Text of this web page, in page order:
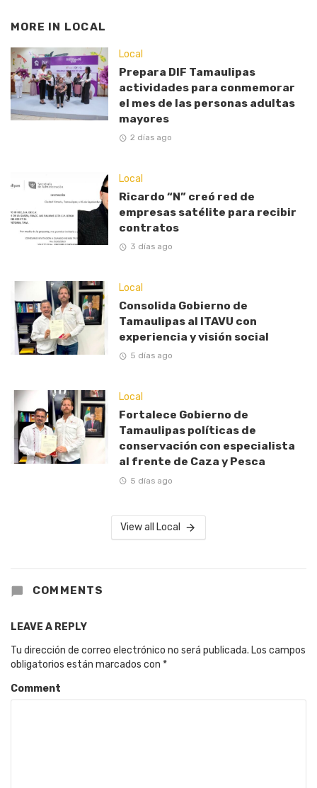
MORE IN LOCAL
Local
Prepara DIF Tamaulipas
actividades para conmemorar
el mes de las personas adultas
mayores
2 días ago
Local
Ricardo “N” creó red de
empresas satélite para recibir
contratos
3 días ago
Local
Consolida Gobierno de
Tamaulipas al ITAVU con
experiencia y visión social
5 días ago
Local
Fortalece Gobierno de
Tamaulipas políticas de
conservación con especialista
al frente de Caza y Pesca
5 días ago
View all Local
COMMENTS
LEAVE A REPLY
Tu dirección de correo electrónico no será publicada. Los campos
obligatorios están marcados con *
Comment